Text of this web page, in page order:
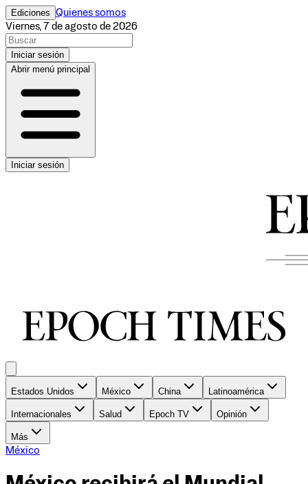
Ediciones Quienes somos
Viernes, 7 de agosto de 2026
Iniciar sesión
Abrir menú principal
Iniciar sesión
Estados Unidos México China Latinoamérica
Internacionales Salud Epoch TV Opinión
Más
México